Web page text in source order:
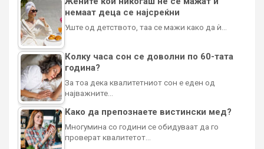
немаат деца се најсреќни
Уште од детството, таа се мажи како да ѝ…
Колку часа сон се доволни по 60-тата
година?
За тоа дека квалитетниот сон е еден од
најважните…
Како да препознаете вистински мед?
Многумина со години се обидуваат да го
проверат квалитетот…